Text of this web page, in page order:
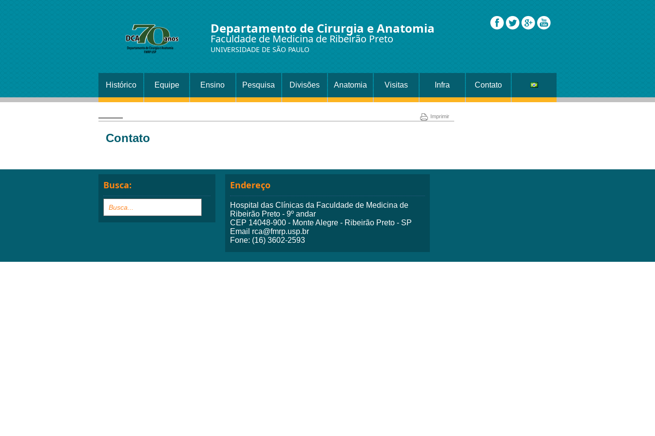
Departamento de Cirurgia e Anatomia
Faculdade de Medicina de Ribeirão Preto
UNIVERSIDADE DE SÃO PAULO
Histórico Equipe Ensino Pesquisa Divisões Anatomia Visitas Infra Contato
Imprimir
Contato
Busca: Endereço
Hospital das Clínicas da Faculdade de Medicina de
Ribeirão Preto - 9º andar
CEP 14048-900 - Monte Alegre - Ribeirão Preto - SP
Email rca@fmrp.usp.br
Fone: (16) 3602-2593